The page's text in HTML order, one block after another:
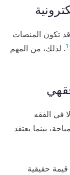
تكون المنصات
. لذلك، من المهم
في الفقه
بينما يعتقد
حقيقية